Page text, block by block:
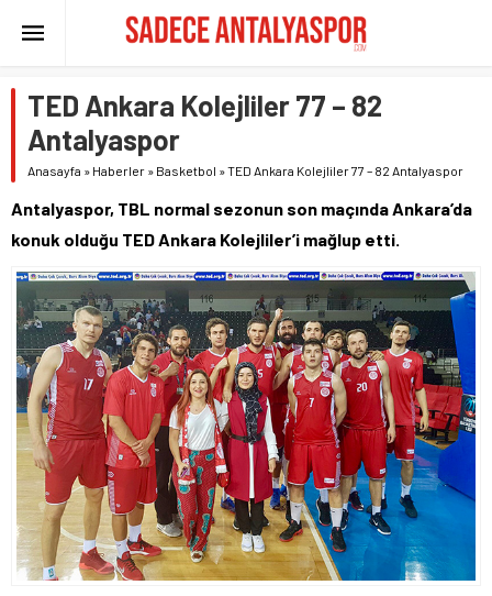
TED Ankara Kolejliler 77 – 82
Antalyaspor
Anasayfa » Haberler » Basketbol »TED Ankara Kolejliler 77 – 82 Antalyaspor
Antalyaspor, TBL normal sezonun son maçında Ankara’da
konuk olduğu TED Ankara Kolejliler’i mağlup etti.